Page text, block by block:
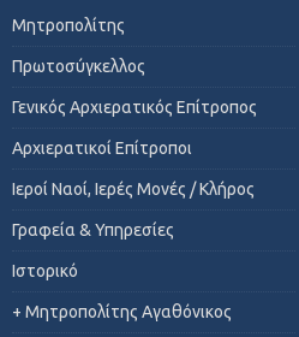
Μητροπολίτης
Πρωτοσύγκελλος
Γενικός Αρχιερατικός Επίτροπος
Αρχιερατικοί Επίτροποι
Ιεροί Ναοί, Ιερές Μονές / Κλήρος
Γραφεία & Υπηρεσίες
Ιστορικό
+ Μητροπολίτης Αγαθόνικος